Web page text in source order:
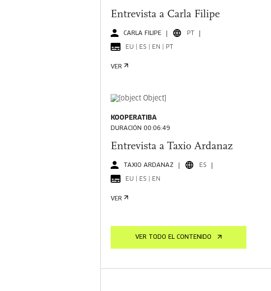
Entrevista a Carla Filipe
CARLA FILIPE PT
EU | ES | EN | PT
VER
KOOPERATIBA
DURACIÓN 00:06:49
Entrevista a Taxio Ardanaz
TAXIO ARDANAZ ES
EU | ES | EN
VER
VER TODO EL CONTENIDO